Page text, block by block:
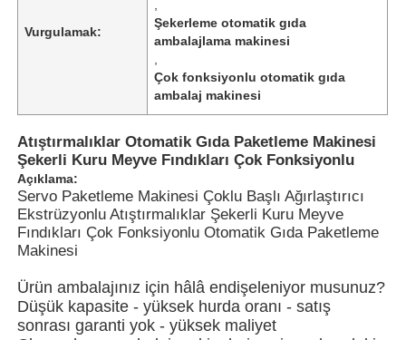
Kalite kontrolü
Bize Ulaşın
Haberler
Vurgulamak:
Şekerleme otomatik gıda
ambalajlama makinesi
Çok fonksiyonlu otomatik gıda
ambalaj makinesi
Atıştırmalıklar Otomatik Gıda Paketleme Makinesi
Şekerli Kuru Meyve Fındıkları Çok Fonksiyonlu
Açıklama:
Servo Paketleme Makinesi Çoklu Başlı Ağırlaştırıcı
Ekstrüzyonlu Atıştırmalıklar Şekerli Kuru Meyve
Fındıkları Çok Fonksiyonlu Otomatik Gıda Paketleme
Makinesi
Ürün ambalajınız için hâlâ endişeleniyor musunuz?
Düşük kapasite - yüksek hurda oranı - satış
sonrası garanti yok - yüksek maliyet